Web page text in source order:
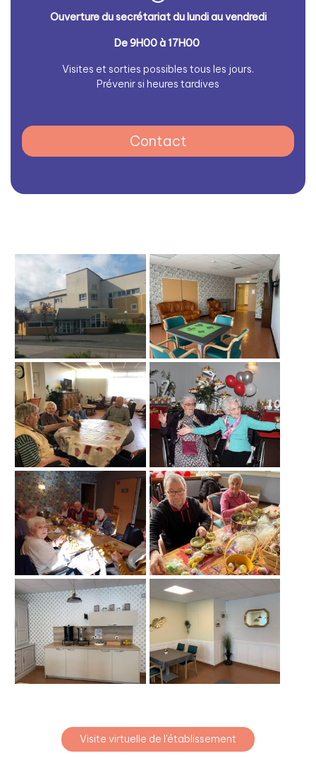
Ouverture du secrétariat du lundi au vendredi
De 9H00à17H00
Visites et sorties possibles tous les jours.
Prévenir si heures tardives
Contact
Visite virtuelle de l'établissement